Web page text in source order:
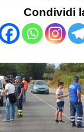
Condividi